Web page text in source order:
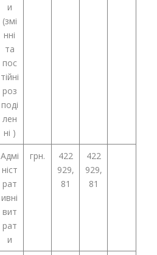
и
(змі
нні
та
пос
тійні
роз
поді
лен
ні )
Адмі
ніст
рат
ивні
вит
рат
и
грн.
422
929,
81
422
929,
81